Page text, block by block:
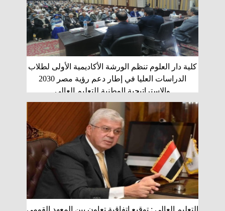
كلية دار العلوم تنظم الورشة الأكاديمية الأولى لطلاب
الدراسات العليا في إطار دعم رؤية مصر 2030
والاستراتيجية الوطنية للتعليم العالى
التعليم العالي : توقيع اتفاقية تعاون بين المعهد القومي